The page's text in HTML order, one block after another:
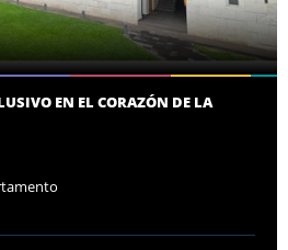
EN EL CORAZÓN DE LA